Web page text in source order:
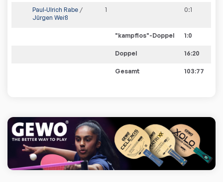
Paul-Ulrich Rabe /
Jürgen Weiß
1 0:1
"kampflos"-Doppel 1:0
Doppel 16:20
Gesamt 103:77